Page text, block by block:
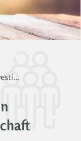
Nachhaltig investieren